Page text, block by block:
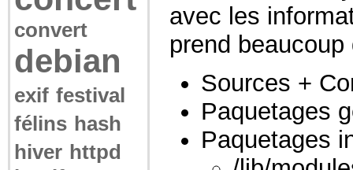
convert
debian
exif festival
félins hash
hiver httpd
avec les
prend
Sources +
Paquetages
Paquetages